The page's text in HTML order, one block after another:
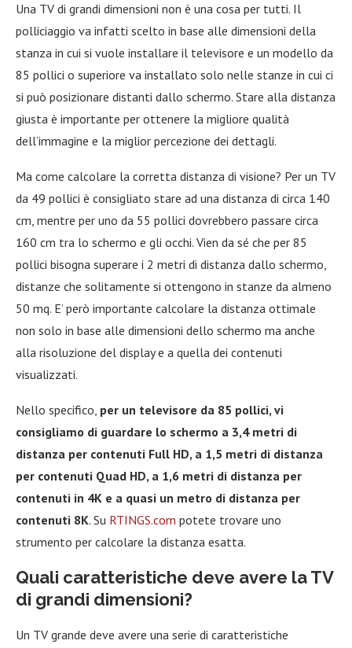
Una TV di grandi dimensioni non è una cosa per tutti. Il
polliciaggio va infatti scelto in base alle dimensioni della
stanza in cui si vuole installare il televisore e un modello da
85 pollici o superiore va installato solo nelle stanze in cui ci
si può posizionare distanti dallo schermo. Stare alla distanza
giusta è importante per ottenere la migliore qualità
dell’immagine e la miglior percezione dei dettagli.
Ma come calcolare la corretta distanza di visione? Per un TV
da 49 pollici è consigliato stare ad una distanza di circa 140
cm, mentre per uno da 55 pollici dovrebbero passare circa
160 cm tra lo schermo e gli occhi. Vien da sé che per 85
pollici bisogna superare i 2 metri di distanza dallo schermo,
distanze che solitamente si ottengono in stanze da almeno
50 mq. E’ però importante calcolare la distanza ottimale
non solo in base alle dimensioni dello schermo ma anche
alla risoluzione del display e a quella dei contenuti
visualizzati.
Nello specifico, per un televisore da 85 pollici, vi
consigliamo di guardare lo schermo a 3,4 metri di
distanza per contenuti Full HD, a 1,5 metri di distanza
per contenuti Quad HD, a 1,6 metri di distanza per
contenuti in 4K e a quasi un metro di distanza per
contenuti 8K. Su RTINGS.com potete trovare uno
strumento per calcolare la distanza esatta.
Quali caratteristiche deve avere la TV
di grandi dimensioni?
Un TV grande deve avere una serie di caratteristiche